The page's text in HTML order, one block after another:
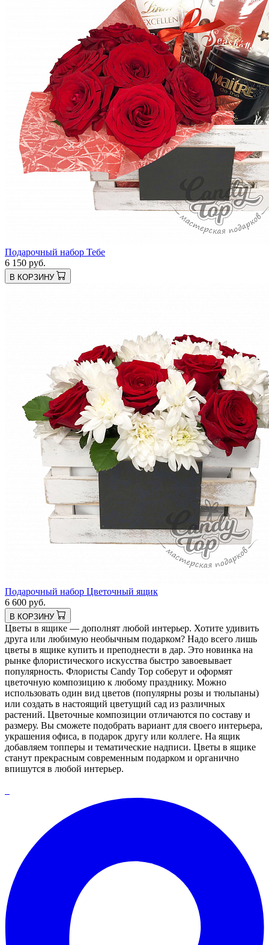
Подарочный набор Тебе
6 150 руб.
В КОРЗИНУ
Подарочный набор Цветочный ящик
6 600 руб.
В КОРЗИНУ
Цветы в ящике — дополнят любой интерьер. Хотите удивить
друга или любимую необычным подарком? Надо всего лишь
цветы в ящике купить и преподнести в дар. Это новинка на
рынке флористического искусства быстро завоевывает
популярность. Флористы Candy Top соберут и оформят
цветочную композицию к любому празднику. Можно
использовать один вид цветов (популярны розы и тюльпаны)
или создать в настоящий цветущий сад из различных
растений. Цветочные композиции отличаются по составу и
размеру. Вы сможете подобрать вариант для своего интерьера,
украшения офиса, в подарок другу или коллеге. На ящик
добавляем топперы и тематические надписи. Цветы в ящике
станут прекрасным современным подарком и органично
впишутся в любой интерьер.